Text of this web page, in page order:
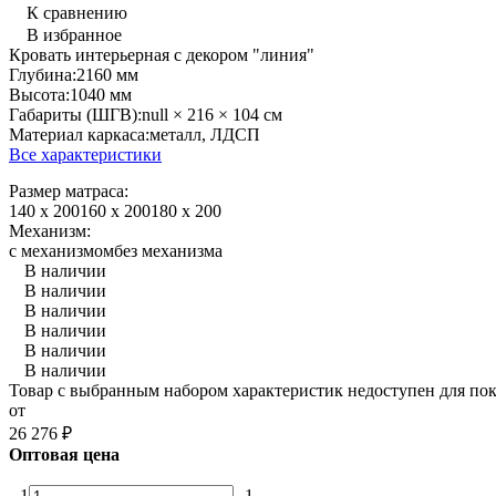
К сравнению
В избранное
​Кровать интерьерная с декором "линия"
Глубина:2160 мм
Высота:1040 мм
Габариты (ШГВ):null × 216 × 104 см
Материал каркаса:металл, ЛДСП
Все характеристики
Размер матраса:
140 x 200160 x 200180 x 200
Механизм:
с механизмомбез механизма
В наличии
В наличии
В наличии
В наличии
В наличии
В наличии
Товар с выбранным набором характеристик недоступен для
от
26 276 ₽
Оптовая цена